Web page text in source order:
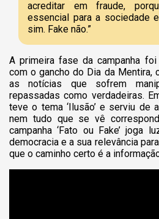
acreditar em fraude,
essencial para a sociedade
sim. Fake não.”
A primeira fase da campanha
com o gancho do Dia da Mentira,
as notícias que sofrem
repassadas como verdadeiras.
teve o tema ‘Ilusão’ e serviu de
nem tudo que se vê
campanha ‘Fato ou Fake’ joga
democracia e a sua relevância
que o caminho certo é a